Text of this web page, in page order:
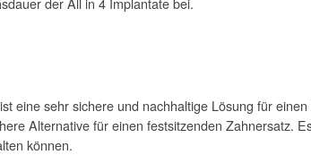
eine sehr sichere und nachhaltige Lösung für
Alternative für einen festsitzenden Zahnersatz.
können.